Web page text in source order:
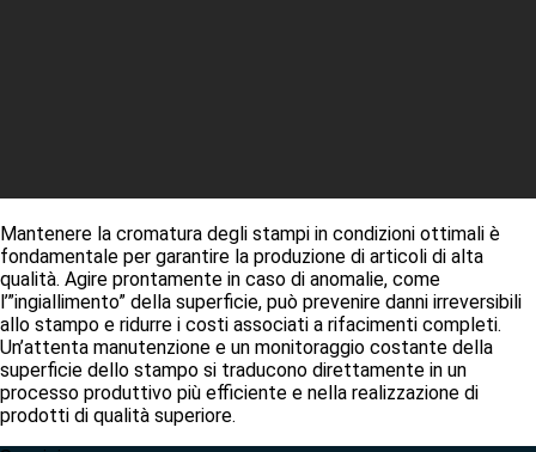
Mantenere la cromatura degli stampi in condizioni ottimali è
fondamentale per garantire la produzione di articoli di alta
qualità. Agire prontamente in caso di anomalie, come
l’”ingiallimento” della superficie, può prevenire danni irreversibili
allo stampo e ridurre i costi associati a rifacimenti completi.
Un’attenta manutenzione e un monitoraggio costante della
superficie dello stampo si traducono direttamente in un
processo produttivo più efficiente e nella realizzazione di
prodotti di qualità superiore.